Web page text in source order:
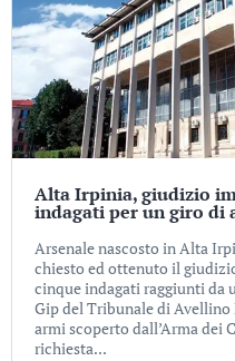
Alta Irpinia, giudizio
indagati per un giro di
Arsenale nascosto in Alta
chiesto ed ottenuto il
cinque indagati raggiunti da
Gip del Tribunale di Avellino
armi scoperto dall’Arma dei
richiesta...